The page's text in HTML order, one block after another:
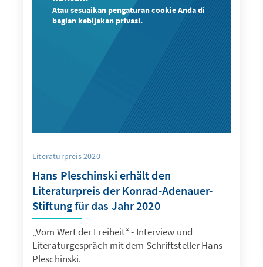
Atau sesuaikan pengaturan cookie Anda di
bagian kebijakan privasi.
Literaturpreis 2020
Hans Pleschinski erhält den
Literaturpreis der Konrad-Adenauer-
Stiftung für das Jahr 2020
„Vom Wert der Freiheit“ - Interview und
Literaturgespräch mit dem Schriftsteller Hans
Pleschinski.